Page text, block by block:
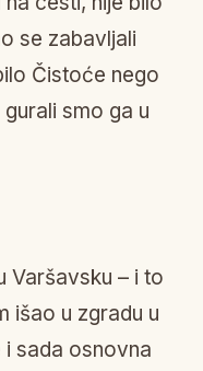
se zabavljali
Čistoće nego
smo ga u
Varšavsku – i to
išao u zgradu u
sada osnovna